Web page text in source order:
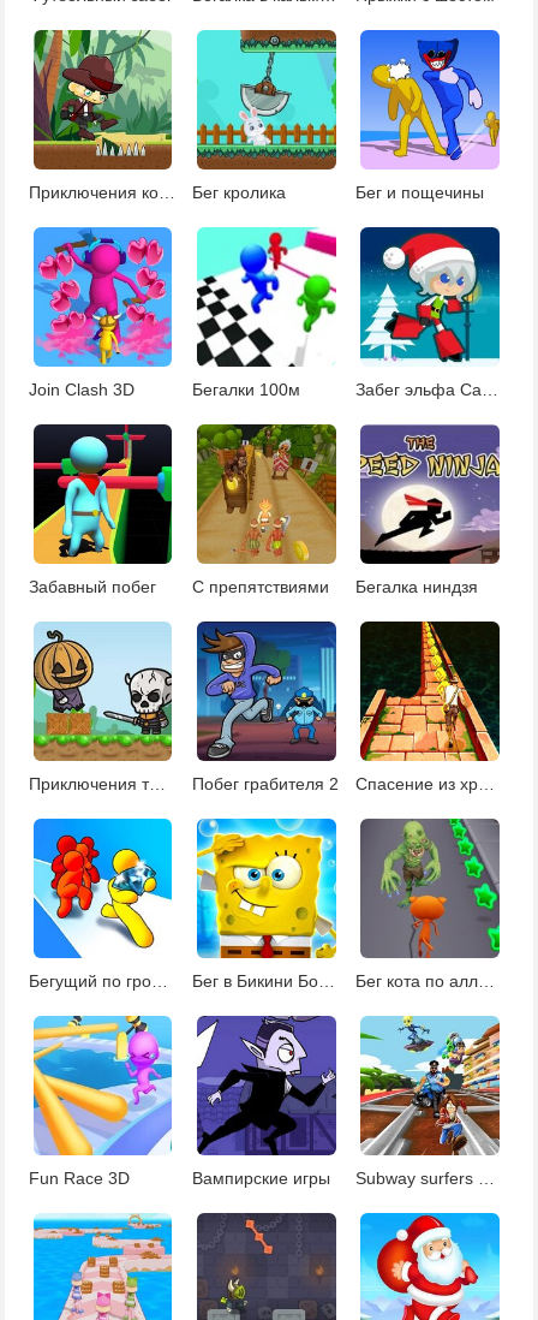
Приключения ковбоя в джунглях Бег кролика Бег и пощечины
Join Clash 3D Бегалки 100м
Забавный побег С препятствиями Бегалка ниндзя
Приключения тыквоголового Побег грабителя 2 Спасение из храма
Бегущий по гробницам 2 Бег в Бикини Боттоме Бег кота по аллее с зомби
Fun Race 3D Вампирские игры